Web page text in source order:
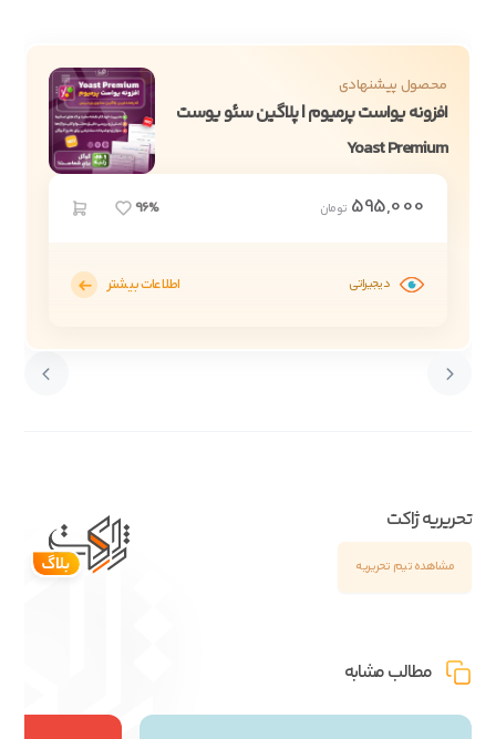
محصول پیشنهادی
افزونه یواست پرمیوم | پلاگین سئو یوست
Yoast Premium
595,000 تومان 96%
دیجیراتی اطلاعات بیشتر
تحریریه ژاکت
مشاهده تیم تحریریه
مطالب مشابه